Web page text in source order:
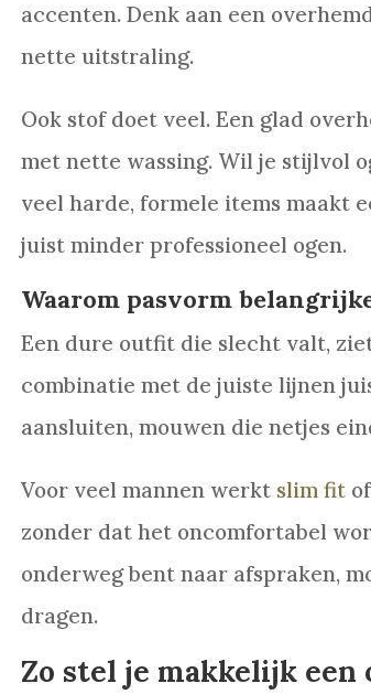
accenten. Denk aan een
nette uitstraling.
Ook stof doet veel. Een glad
met nette wassing. Wil je stijlvol
veel harde, formele items maakt
juist minder professioneel ogen.
Waarom pasvorm
Een dure outfit die slecht valt,
combinatie met de juiste lijnen
aansluiten, mouwen die netjes
Voor veel mannen werkt slim fitof
zonder dat het oncomfortabel
onderweg bent naar afspraken,
dragen.
Zo stel je makkelijk een